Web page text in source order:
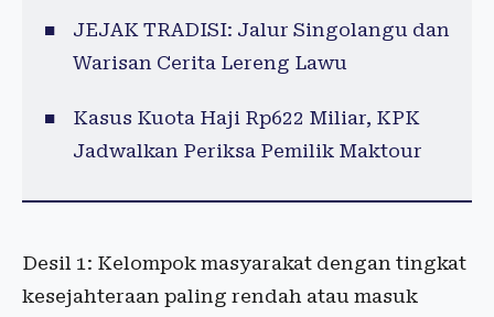
JEJAK TRADISI: Jalur Singolangu dan
Warisan Cerita Lereng Lawu
Kasus Kuota Haji Rp622 Miliar, KPK
Jadwalkan Periksa Pemilik Maktour
Desil 1: Kelompok masyarakat dengan tingkat
kesejahteraan paling rendah atau masuk